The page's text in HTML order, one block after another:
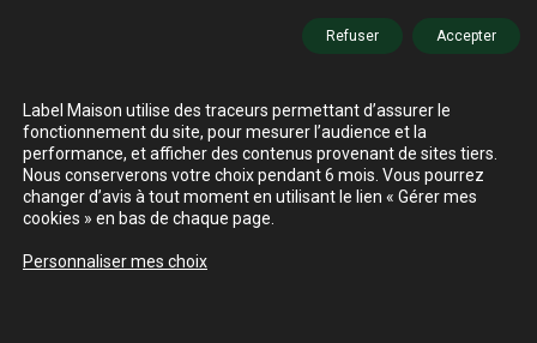
Table KODO, Vincent Sheppard
Label Maison utilise des traceurs permettant d’assurer le
fonctionnement du site, pour mesurer l’audience et la
performance, et afficher des contenus provenant de sites tiers.
Nous conserverons votre choix pendant 6 mois. Vous pourrez
changer d’avis à tout moment en utilisant le lien « Gérer mes
cookies » en bas de chaque page.
Personnaliser mes choix
Accepter
Refuser